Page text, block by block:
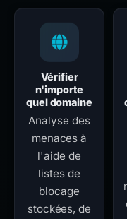
Vérifier
n'importe
quel domaine
Analyse des
menaces à
l'aide de
listes de
blocage
stockées, de